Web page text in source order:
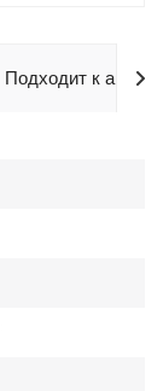
Подходит к авто